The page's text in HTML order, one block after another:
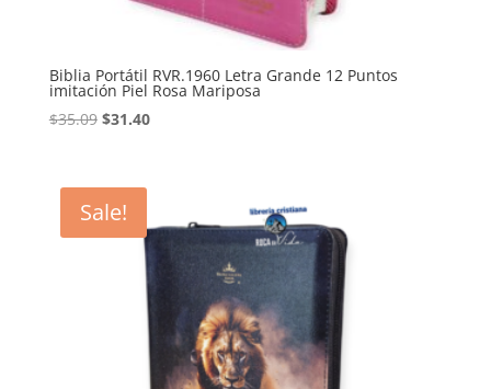
Biblia Portátil RVR.1960 Letra Grande 12 Puntos
imitación Piel Rosa Mariposa
$35.09 Original
$35.09.
$31.40Current
Sale!